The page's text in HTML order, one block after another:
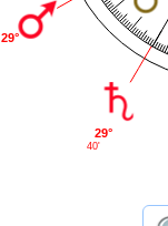
29°
29°
40'